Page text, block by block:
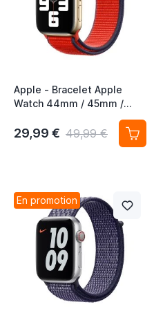
Apple - Bracelet Apple
Watch 44mm / 45mm /
46mm / 49mm - Boucle
Sport respirante -
29,99 € 49,99 €
En promotion